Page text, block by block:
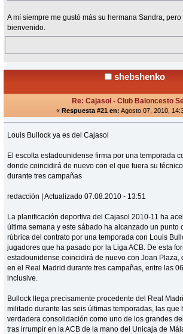
A mí siempre me gustó más su hermana Sandra,
bienvenido.
shebshenko
Re: Cajasol - Club Baloncesto
« Respuesta #21 en: Agosto 07, 2010,
Louis Bullock ya es del Cajasol
El escolta estadounidense firma por una temporada
donde coincidirá de nuevo con el que fuera su
durante tres campañas
redacción | Actualizado 07.08.2010 - 13:51
La planificación deportiva del Cajasol 2010-11 ha
última semana y este sábado ha alcanzado un punto
rúbrica del contrato por una temporada con Louis
jugadores que ha pasado por la Liga ACB. De esta
estadounidense coincidirá de nuevo con Joan Plaza,
en el Real Madrid durante tres campañas, entre las
inclusive.
Bullock llega precisamente procedente del Real
militado durante las seis últimas temporadas, las que
verdadera consolidación como uno de los grandes
tras irrumpir en la ACB de la mano del Unicaja de